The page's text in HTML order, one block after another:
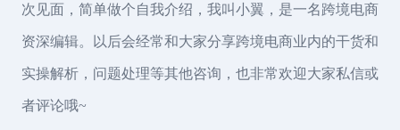
次见面，简单做个自我介绍，我叫小翼，是一名跨境电商
资深编辑。以后会经常和大家分享跨境电商业内的干货和
实操解析，问题处理等其他咨询，也非常欢迎大家私信或
者评论哦~